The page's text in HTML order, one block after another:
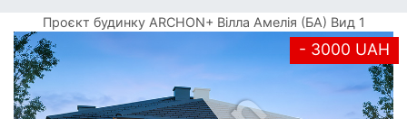
Проєкт будинку ARCHON+ Вілла Амелія (БА) Вид 1
- 3000 UAH